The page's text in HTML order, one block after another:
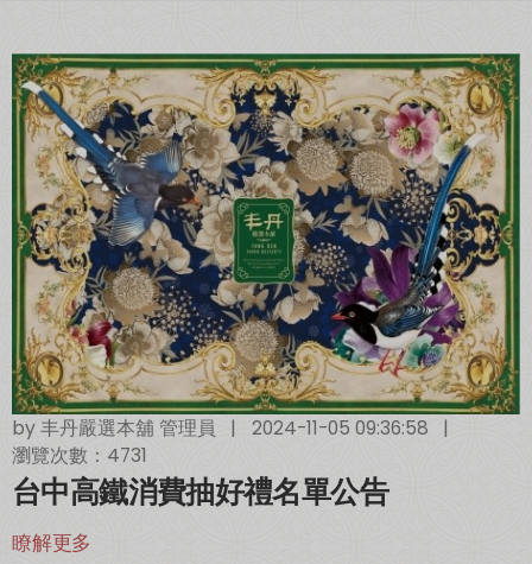
免運優惠 超取滿 $1500 免運、宅配滿 $2500 免運🚚
全新亮相 綜合口味 一口鳳梨酥新上市🍍
by丰丹嚴選本舖 管理員 | 2024-11-05 09:36:58
|
瀏覽次數：4731
台中高鐵消費抽好禮名單公告
瞭解更多